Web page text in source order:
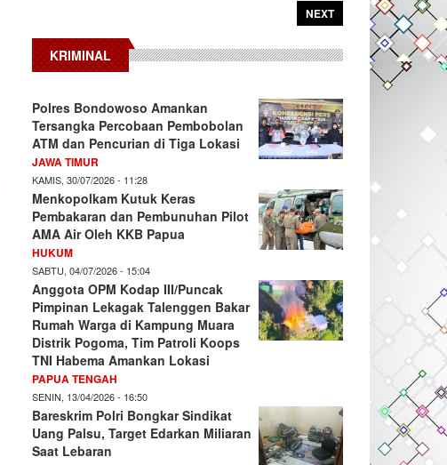
NEXT
KRIMINAL
Polres Bondowoso Amankan
Tersangka Percobaan Pembobolan
ATM dan Pencurian di Tiga Lokasi
JAWA TIMUR
KAMIS, 30/07/2026 - 11:28
Menkopolkam Kutuk Keras
Pembakaran dan Pembunuhan Pilot
AMA Air Oleh KKB Papua
HUKUM
SABTU, 04/07/2026 - 15:04
Anggota OPM Kodap III/Puncak
Pimpinan Lekagak Talenggen Bakar
Rumah Warga di Kampung Muara
Distrik Pogoma, Tim Patroli Koops
TNI Habema Amankan Lokasi
PAPUA TENGAH
SENIN, 13/04/2026 - 16:50
Bareskrim Polri Bongkar Sindikat
Uang Palsu, Target Edarkan Miliaran
Saat Lebaran